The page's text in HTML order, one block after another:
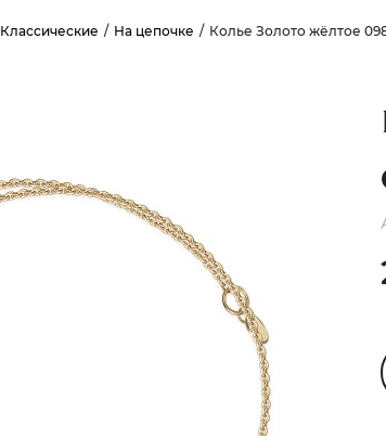
Классические На цепочке Колье Золото жёлтое
БЕЗ
ГРАФИК ПЛАТЕЖЕЙ